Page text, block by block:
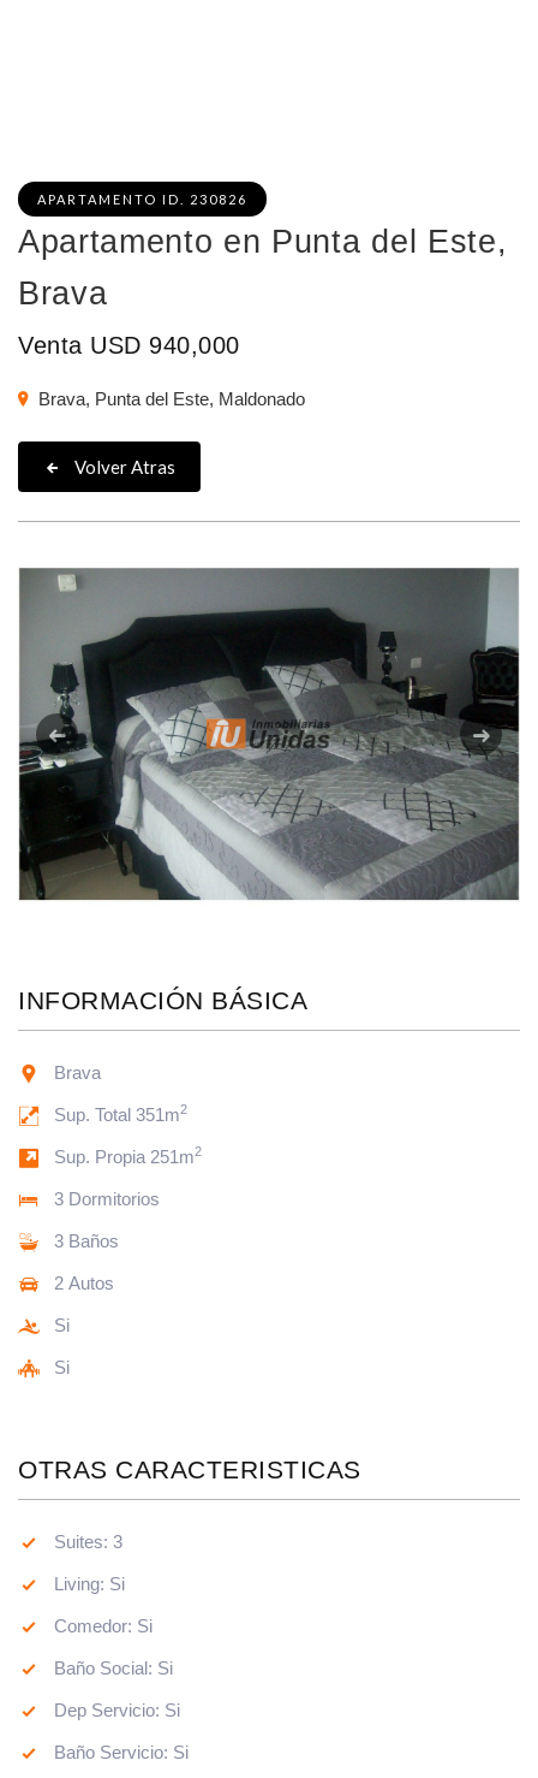
APARTAMENTO ID. 230826
Apartamento en Punta del Este,
Brava
Venta USD 940,000
Brava, Punta del Este, Maldonado
Volver Atras
Anterior
INFORMACIÓN BÁSICA
Brava
Sup. Total 351m2
Sup. Propia 251m2
3 Dormitorios
3 Baños
2 Autos
Si
Si
OTRAS CARACTERISTICAS
Suites: 3
Living: Si
Comedor: Si
Baño Social: Si
Dep Servicio: Si
Baño Servicio: Si